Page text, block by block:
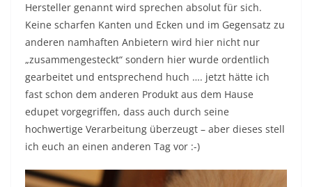
Hersteller genannt wird sprechen absolut für sich.
Keine scharfen Kanten und Ecken und im Gegensatz zu
anderen namhaften Anbietern wird hier nicht nur
„zusammengesteckt“ sondern hier wurde ordentlich
gearbeitet und entsprechend huch …. jetzt hätte ich
fast schon dem anderen Produkt aus dem Hause
edupet vorgegriffen, dass auch durch seine
hochwertige Verarbeitung überzeugt – aber dieses stell
ich euch an einen anderen Tag vor :-)